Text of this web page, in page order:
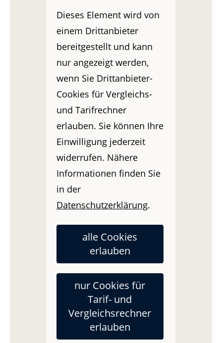
Dieses Element wird von
einem Drittanbieter
bereitgestellt und kann
nur angezeigt werden,
wenn Sie Drittanbieter-
Cookies für Vergleichs-
und Tarifrechner
erlauben. Sie können Ihre
Einwilligung jederzeit
widerrufen. Nähere
Informationen finden Sie
in der
Datenschutzerklärung.
alle Cookies
erlauben
nur Cookies für
Tarif- und
Vergleichsrechner
erlauben